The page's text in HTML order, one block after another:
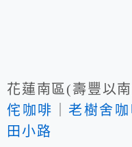
花蓮南區(壽豐以
侘咖啡
｜老樹舍咖
田小路